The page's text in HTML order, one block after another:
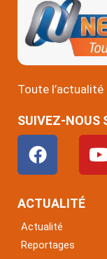
Toute
SUIVEZ-NOUS
F
a
c
e
o
o
Y
ACTUALITÉ
Actualité
Reportages